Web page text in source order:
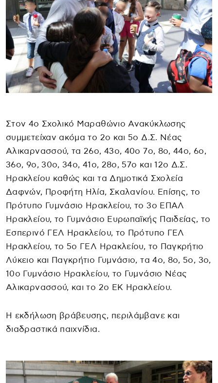
Στον 4ο Σχολικό Μαραθώνιο Ανακύκλωσης
συμμετείχαν ακόμα το 2ο και 5ο Δ.Σ. Νέας
Αλικαρνασσού, τα 26ο, 43ο, 40ο 7ο, 8ο, 44ο, 6ο,
36ο, 9ο, 30ο, 34ο, 41ο, 28ο, 57ο και 12ο Δ.Σ.
Ηρακλείου καθώς και τα Δημοτικά Σχολεία
Δαφνών, Προφήτη Ηλία, Σκαλανίου. Επίσης, το
Πρότυπο Γυμνάσιο Ηρακλείου, το 3ο ΕΠΑΛ
Ηρακλείου, το Γυμνάσιο Ευρωπαϊκής Παιδείας, το
Εσπερινό ΓΕΛ Ηρακλείου, το Πρότυπο ΓΕΛ
Ηρακλείου, το 5ο ΓΕΛ Ηρακλείου, το Παγκρήτιο
Λύκειο και Παγκρήτιο Γυμνάσιο, τα 4ο, 8ο, 5ο, 3ο,
10ο Γυμνάσιο Ηρακλείου, το Γυμνάσιο Νέας
Αλικαρνασσού, και το 2ο ΕΚ Ηρακλείου.
Η εκδήλωση βράβευσης, περιλάμβανε και
διαδραστικά παιχνίδια.